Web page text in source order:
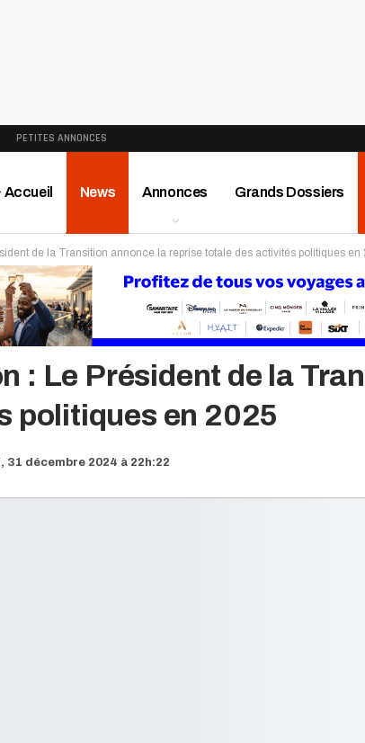
PETITES ANNONCES
Accueil News Annonces Grands Dossiers
Publireportage Région
de la Transition annonce la reprise totale des activités politiques
: Le Président de la
politiques en 2025
31 décembre 2024 à 22h:22